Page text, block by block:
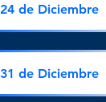
24 de Diciembre
31 de Diciembre